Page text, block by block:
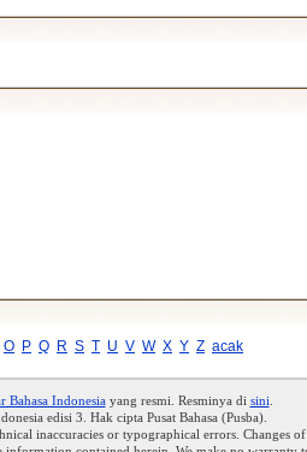
O P Q R S T U V W X Y Z acak
Bahasa Indonesiayang resmi. Resminya di sini
edisi 3. Hak cipta Pusat Bahasa (Pusba).
inaccuracies or typographical errors. Changes of